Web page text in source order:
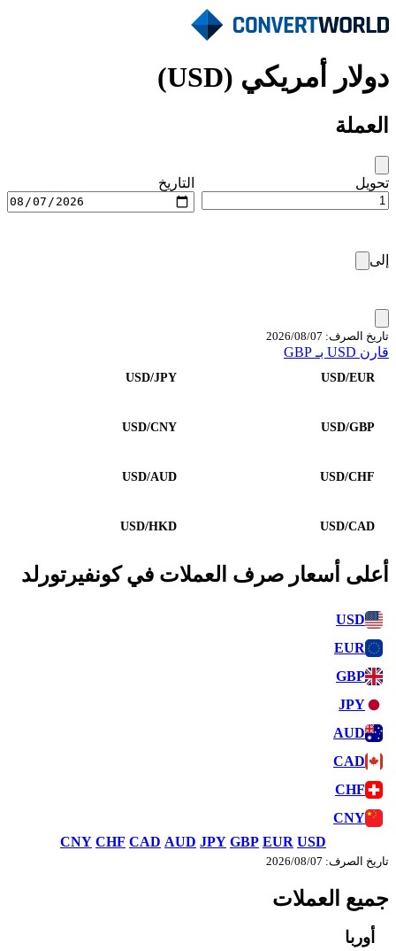
دولار أمريكي (USD)
العملة
تحويل التاريخ
إلى
تاريخ الصرف: 07‏/08‏/2026
قارن USD بـ GBP
USD/EUR
USD/JPY
USD/GBP
USD/CNY
USD/CHF
USD/AUD
USD/CAD
USD/HKD
أعلى أسعار صرف العملات في كونفيرتورلد
USD
EUR
GBP
JPY
AUD
CAD
CHF
CNY
USD
EUR
GBP
JPY
AUD
CAD
CHF
CNY
تاريخ الصرف: 07‏/08‏/2026
جميع العملات
أوربا